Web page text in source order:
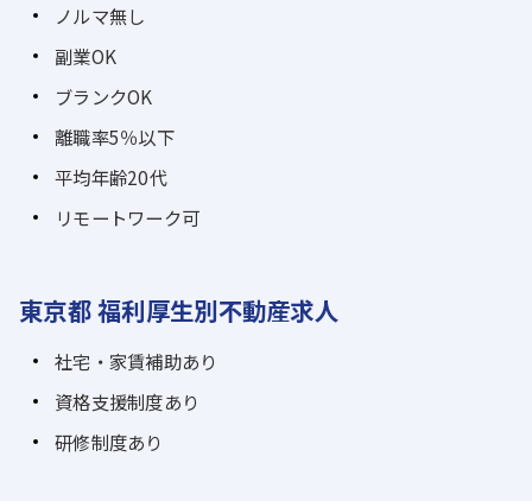
ノルマ無し
副業OK
ブランクOK
離職率5％以下
平均年齢20代
リモートワーク可
東京都 福利厚生別不動産求人
社宅・家賃補助あり
資格支援制度あり
研修制度あり